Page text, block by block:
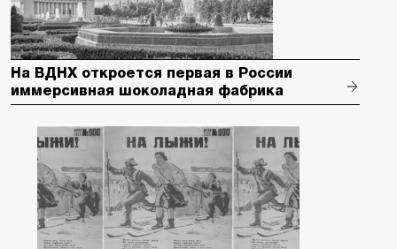
На ВДНХ откроется первая в России
иммерсивная шоколадная фабрика